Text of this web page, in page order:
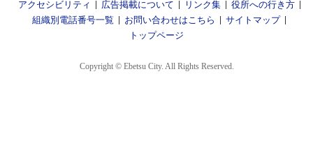
アクセシビリティ
広告掲載について リンク集
役所への行き方
組織別電話番号一覧
お問い合わせはこちら
サイトマップ
トップページ
Copyright © Ebetsu City. All Rights Reserved.